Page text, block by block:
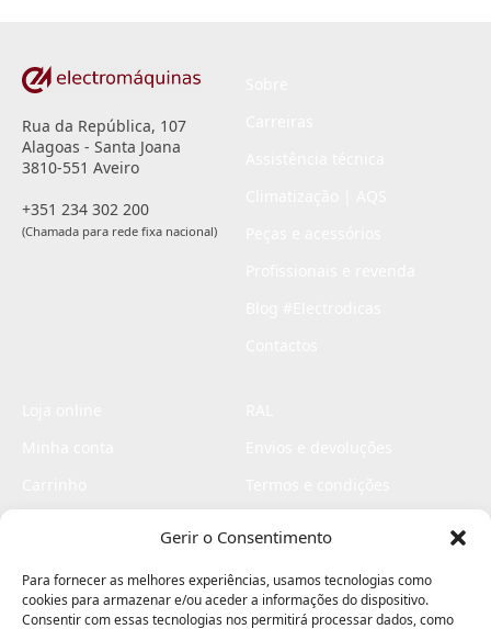
Gerir o Consentimento
Para fornecer as melhores experiências, usamos tecnologias como
cookies para armazenar e/ou aceder a informações do dispositivo.
Consentir com essas tecnologias nos permitirá processar dados, como
Rua da República, 107
Alagoas - Santa Joana
3810-551 Aveiro
+351 234 302 200
(Chamada para rede fixa nacional)
Livro de elogios